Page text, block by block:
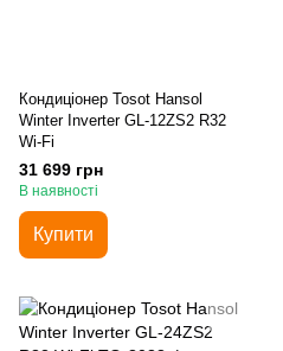
Кондиціонер Tosot Hansol
Winter Inverter GL-12ZS2 R32
Wi-Fi
31 699 грн
В наявності
Купити